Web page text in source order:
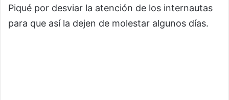
Piqué por desviar la atención de los internautas
para que así la dejen de molestar algunos días.